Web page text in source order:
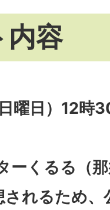
内容
曜日）12時
ーくるる（
れるため、